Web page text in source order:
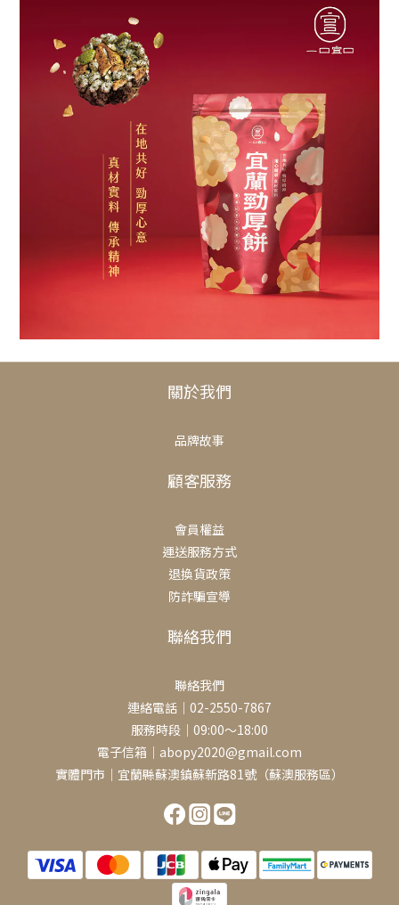
關於我們
品牌故事
顧客服務
會員權益
運送服務方式
退換貨政策
防詐騙宣導
聯絡我們
聯絡我們
連絡電話｜02-2550-7867
服務時段｜09:00～18:00
電子信箱｜abopy2020@gmail.com
實體門市｜宜蘭縣蘇澳鎮蘇新路81號（蘇澳服務區）